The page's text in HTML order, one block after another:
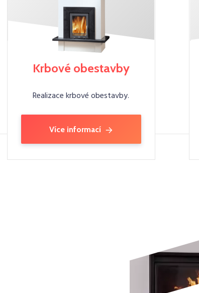
Krbové obestavby
Realizace krbové obestavby.
Více informací